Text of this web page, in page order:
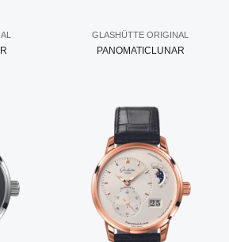
GLASHÜTTE ORIGINAL
PANOMATICLUNAR